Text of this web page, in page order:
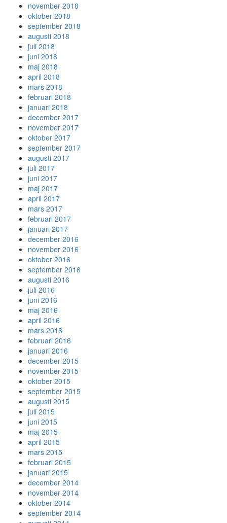
november 2018
oktober 2018
september 2018
augusti 2018
juli 2018
juni 2018
maj 2018
april 2018
mars 2018
februari 2018
januari 2018
december 2017
november 2017
oktober 2017
september 2017
augusti 2017
juli 2017
juni 2017
maj 2017
april 2017
mars 2017
februari 2017
januari 2017
december 2016
november 2016
oktober 2016
september 2016
augusti 2016
juli 2016
juni 2016
maj 2016
april 2016
mars 2016
februari 2016
januari 2016
december 2015
november 2015
oktober 2015
september 2015
augusti 2015
juli 2015
juni 2015
maj 2015
april 2015
mars 2015
februari 2015
januari 2015
december 2014
november 2014
oktober 2014
september 2014